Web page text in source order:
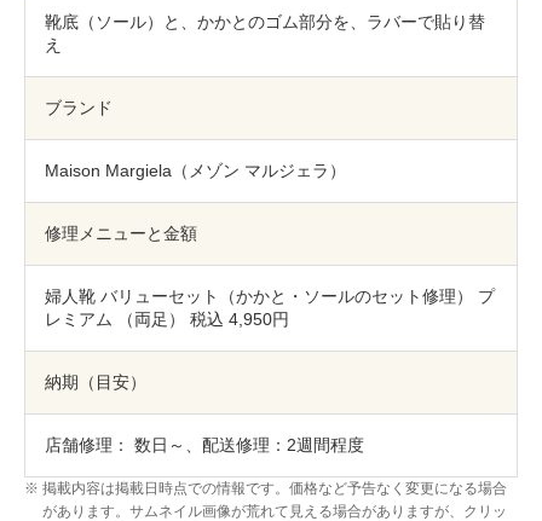
オンライン修理見積もりサービス（配送修理）
よくあるご質問
お問い合わせ
採用情報
靴底（ソール）と、かかとのゴム部分を、ラバーで貼り替
え
ブランド
Maison Margiela（メゾン マルジェラ）
修理メニューと金額
婦人靴 バリューセット（かかと・ソールのセット修理） プ
レミアム （両足） 税込 4,950円
納期（目安）
店舗修理： 数日～、配送修理：2週間程度
掲載内容は掲載日時点での情報です。価格など予告なく変更になる場合
があります。サムネイル画像が荒れて見える場合がありますが、クリッ